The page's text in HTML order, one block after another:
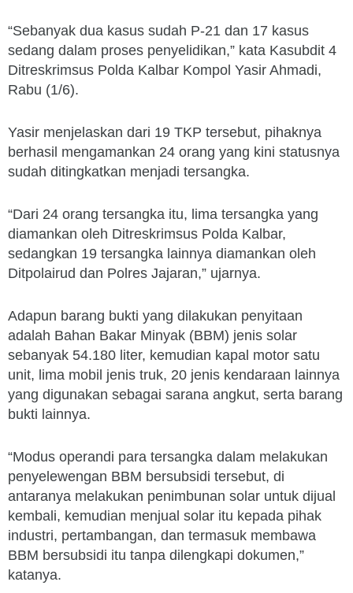
“Sebanyak dua kasus sudah P-21 dan 17 kasus
sedang dalam proses penyelidikan,” kata Kasubdit 4
Ditreskrimsus Polda Kalbar Kompol Yasir Ahmadi,
Rabu (1/6).
Yasir menjelaskan dari 19 TKP tersebut, pihaknya
berhasil mengamankan 24 orang yang kini statusnya
sudah ditingkatkan menjadi tersangka.
“Dari 24 orang tersangka itu, lima tersangka yang
diamankan oleh Ditreskrimsus Polda Kalbar,
sedangkan 19 tersangka lainnya diamankan oleh
Ditpolairud dan Polres Jajaran,” ujarnya.
Adapun barang bukti yang dilakukan penyitaan
adalah Bahan Bakar Minyak (BBM) jenis solar
sebanyak 54.180 liter, kemudian kapal motor satu
unit, lima mobil jenis truk, 20 jenis kendaraan lainnya
yang digunakan sebagai sarana angkut, serta barang
bukti lainnya.
“Modus operandi para tersangka dalam melakukan
penyelewengan BBM bersubsidi tersebut, di
antaranya melakukan penimbunan solar untuk dijual
kembali, kemudian menjual solar itu kepada pihak
industri, pertambangan, dan termasuk membawa
BBM bersubsidi itu tanpa dilengkapi dokumen,”
katanya.